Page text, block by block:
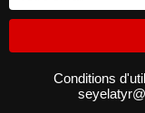
Conditions